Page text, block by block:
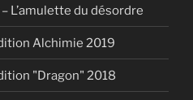
L’amulette du désordre
Alchimie 2019
"Dragon" 2018